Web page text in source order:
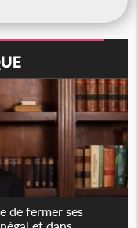
de fermer ses